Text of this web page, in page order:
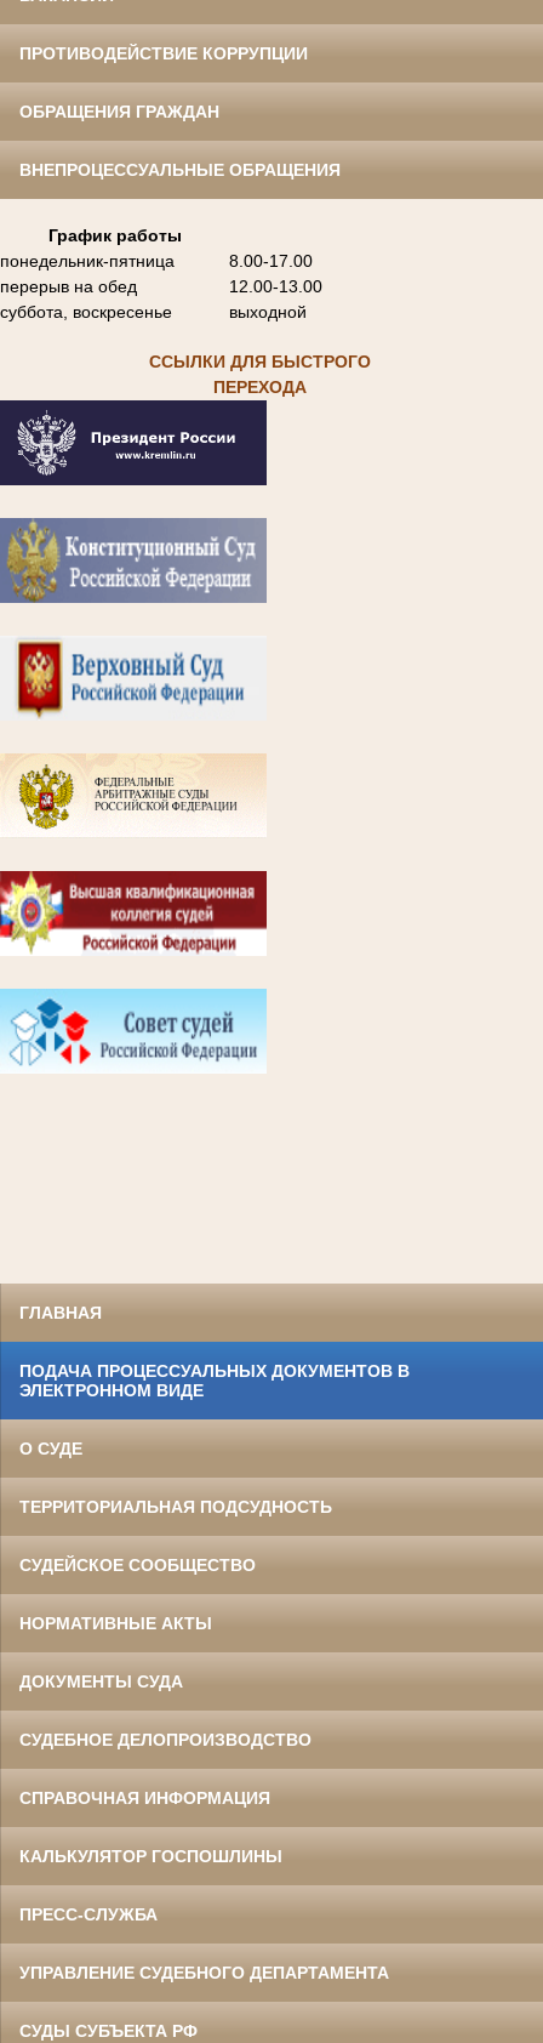
ПРОТИВОДЕЙСТВИЕ КОРРУПЦИИ
ОБРАЩЕНИЯ ГРАЖДАН
ВНЕПРОЦЕССУАЛЬНЫЕ ОБРАЩЕНИЯ
График работы
понедельник-пятница
8.00-17.00
перерыв на обед
12.00-13.00
суббота, воскресенье
выходной
ССЫЛКИ ДЛЯ БЫСТРОГО
ПЕРЕХОДА
ГЛАВНАЯ
ПОДАЧА ПРОЦЕССУАЛЬНЫХ ДОКУМЕНТОВ В
ЭЛЕКТРОННОМ ВИДЕ
О СУДЕ
ТЕРРИТОРИАЛЬНАЯ ПОДСУДНОСТЬ
СУДЕЙСКОЕ СООБЩЕСТВО
НОРМАТИВНЫЕ АКТЫ
ДОКУМЕНТЫ СУДА
СУДЕБНОЕ ДЕЛОПРОИЗВОДСТВО
СПРАВОЧНАЯ ИНФОРМАЦИЯ
КАЛЬКУЛЯТОР ГОСПОШЛИНЫ
ПРЕСС-СЛУЖБА
УПРАВЛЕНИЕ СУДЕБНОГО ДЕПАРТАМЕНТА
СУДЫ СУБЪЕКТА РФ